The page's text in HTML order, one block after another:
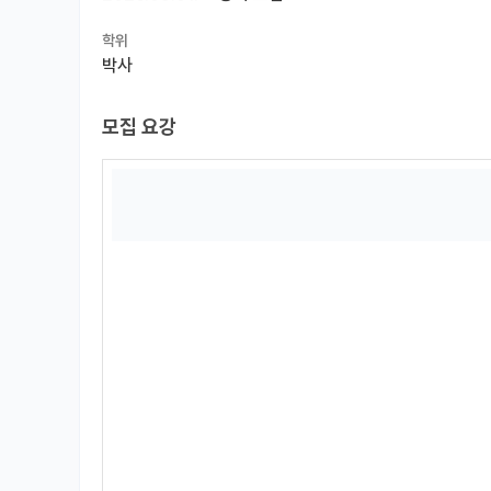
학위
박사
모집 요강